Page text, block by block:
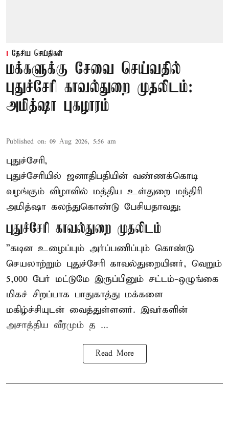
தேசிய செய்திகள்
மக்களுக்கு சேவை செய்வதில்
புதுச்சேரி காவல்துறை முதலிடம்:
அமித்ஷா புகழாரம்
Published on: 09 Aug 2026, 5:56 am
புதுச்சேரி,
புதுச்சேரியில் ஜனாதிபதியின் வண்ணக்கொடி
வழங்கும் விழாவில் மத்திய உள்துறை மந்திரி
அமித்ஷா கலந்துகொண்டு பேசியதாவது;
புதுச்சேரி காவல்துறை முதலிடம்
”கடின உழைப்பும் அர்ப்பணிப்பும் கொண்டு
செயலாற்றும் புதுச்சேரி காவல்துறையினர், வெறும்
5,000 பேர் மட்டுமே இருப்பினும் சட்டம்-ஒழுங்கை
மிகச் சிறப்பாக பாதுகாத்து மக்களை
மகிழ்ச்சியுடன் வைத்துள்ளனர். இவர்களின்
அசாத்திய வீரமும் த ...
Read More